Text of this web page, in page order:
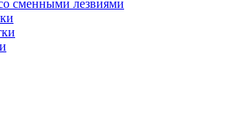
сменными лезвиями